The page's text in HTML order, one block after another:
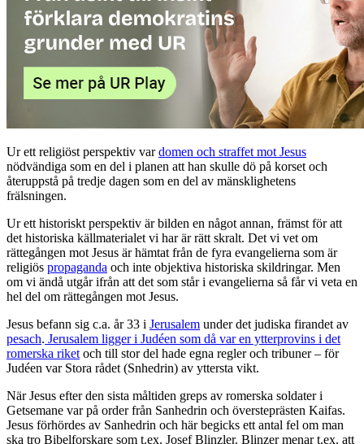
Ur ett religiöst perspektiv vardomen och straffet mot Jesus
nödvändiga som en del i planen att han skulle dö på korset och
återuppstå på tredje dagen som en del av mänsklighetens
frälsningen.
Ur ett historiskt perspektiv är bilden en något annan, främst för att
det historiska källmaterialet vi har är rätt skralt. Det vi vet om
rättegången mot Jesus är hämtat från de fyra evangelierna som är
religiös propaganda och inte objektiva historiska skildringar. Men
om vi ändå utgår ifrån att det som står i evangelierna så får vi veta en
hel del om rättegången mot Jesus.
Jesus befann sig c.a. år 33 i Jerusalem under det judiska firandet av
pesach. Jerusalem ligger i Judéen som då var en ytterprovins i det
romerska riketoch till stor del hade egna regler och tribuner – för
Judéen var Stora rådet (Snhedrin) av yttersta vikt.
När Jesus efter den sista måltiden greps av romerska soldater i
Getsemane var på order från Sanhedrin och översteprästen Kaifas.
Jesus förhördes av Sanhedrin och här begicks ett antal fel om man
ska tro Bibelforskare som t.ex. Josef Blinzler. Blinzer menar t.ex. att